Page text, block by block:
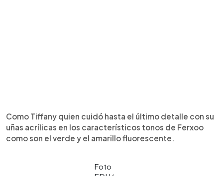
Como Tiffany quien cuidó hasta el último detalle con su
uñas acrílicas en los característicos tonos de Ferxoo
como son el verde y el amarillo fluorescente.
Foto